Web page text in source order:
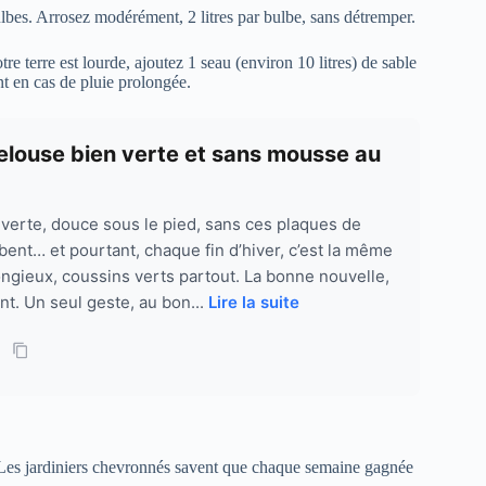
Arrosez modérément, 2 litres par bulbe, sans détremper.
terre est lourde, ajoutez 1 seau (environ 10 litres) de sable
en cas de pluie prolongée.
bien verte et sans mousse au
douce sous le pied, sans ces plaques de
et pourtant, chaque fin d’hiver, c’est la même
coussins verts partout. La bonne nouvelle,
Un seul geste, au bon... Lire la suite
jardiniers chevronnés savent que chaque semaine gagnée